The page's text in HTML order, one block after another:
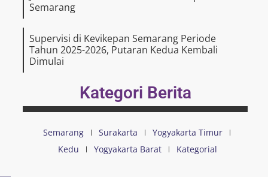
Semarang
Supervisi di Kevikepan Semarang Periode
Tahun 2025-2026, Putaran Kedua Kembali
Dimulai
Kategori Berita
Semarang Surakarta
Yogyakarta Timur
Kedu
Yogyakarta Barat Kategorial